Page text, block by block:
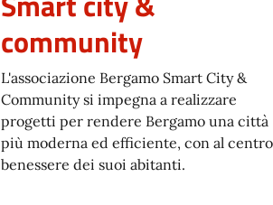
community
L'associazione Bergamo Smart City &
Community si impegna a realizzare
progetti per rendere Bergamo una città
più moderna ed efficiente, con al
benessere dei suoi abitanti.